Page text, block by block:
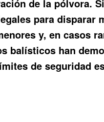
de la pólvora.
para disparar
y, en casos
balísticos han
de seguridad